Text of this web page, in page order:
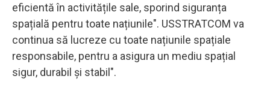
eficientă în activitățile sale, sporind siguranța
spațială pentru toate națiunile". USSTRATCOM va
continua să lucreze cu toate națiunile spațiale
responsabile, pentru a asigura un mediu spațial
sigur, durabil și stabil".